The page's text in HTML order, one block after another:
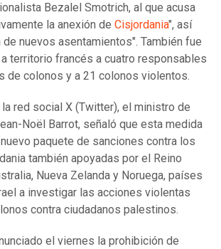
Bezalel Smotrich, al que acusa
la anexión de Cisjordania", así
nuevos asentamientos". También fue
territorio francés a cuatro responsables
de colonos y a 21 colonos violentos.
la red social X (Twitter), el ministro de
Noël Barrot, señaló que esta medida
paquete de sanciones contra los
también apoyadas por el Reino
Nueva Zelanda y Noruega, países
a investigar las acciones violentas
contra ciudadanos palestinos.
el viernes la prohibición de